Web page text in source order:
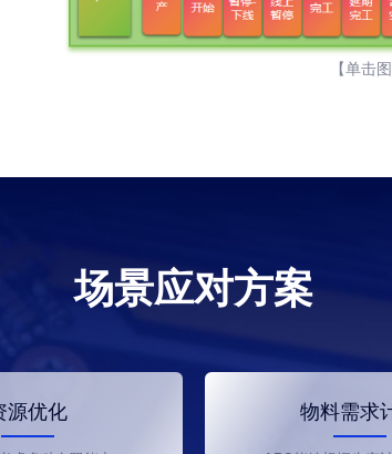
【单击
场景应对方案
源优化 物料需求